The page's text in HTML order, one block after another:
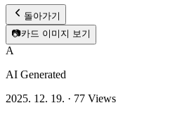
돌아가기
📷카드 이미지 보기
A
AI Generated
2025. 12. 19. · 77 Views